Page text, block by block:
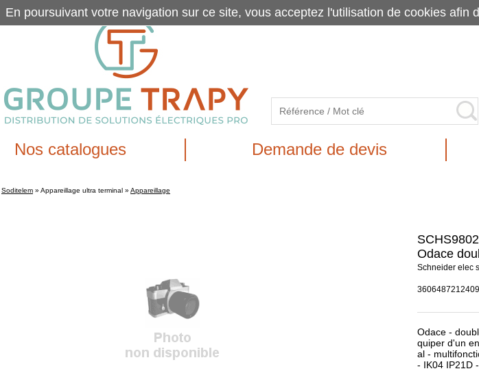
Nos catalogues Demande de devis
Soditelem » Appareillage ultra terminal » Appareillage
Odace
Schneider elec
3606487212409
Odace -
quiper d'un
al -
- IK04 IP21D
En poursuivant votre navigation sur ce site, vous acceptez l'utilisation de cookies